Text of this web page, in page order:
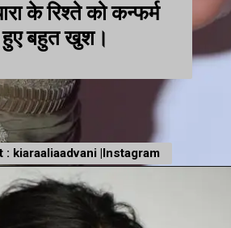
: kiaraaliaadvani |Instagram
के रिश्ते को कन्फर्म
बहुत खुश।